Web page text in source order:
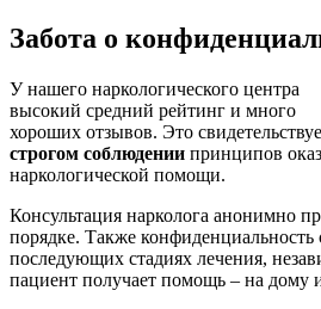
Забота о
У нашего наркологического центра
высокий средний рейтинг и много
хороших отзывов. Это
строгом соблюдении принципов
наркологической помощи.
Консультация нарколога анонимно
порядке. Также конфиденциальность
последующих стадиях лечения,
пациент получает помощь – на дому